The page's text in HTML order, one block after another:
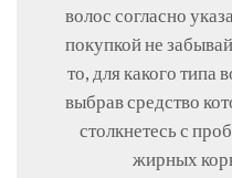
волос согласно
покупкой не
то, для какого типа
выбрав средство
столкнетесь с
жирных